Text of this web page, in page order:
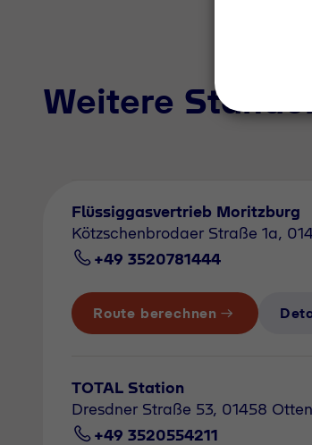
Weitere
Flüssiggasvertrieb Moritzburg
Kötzschenbrodaer Straße 1a,
+49 3520781444
Route berechnen
TOTAL Station
Dresdner Straße 53, 01458
+49 3520554211